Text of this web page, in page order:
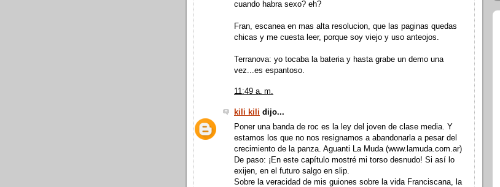
cuando habra sexo? eh?
Fran, escanea en mas alta resolucion, que las paginas quedas
chicas y me cuesta leer, porque soy viejo y uso anteojos.
Terranova: yo tocaba la bateria y hasta grabe un demo una
vez...es espantoso.
11:49 a. m.
kili kili dijo...
Poner una banda de roc es la ley del joven de clase media. Y
estamos los que no nos resignamos a abandonarla a pesar del
crecimiento de la panza. Aguanti La Muda (www.lamuda.com.ar)
De paso: ¡En este capítulo mostré mi torso desnudo! Si así lo
exijen, en el futuro salgo en slip.
Sobre la veracidad de mis guiones sobre la vida Franciscana, la